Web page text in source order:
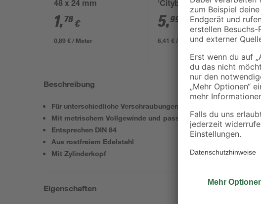
48 x 24 mm
1,78 €
0,89 € / Meter
'Cityboard'
ungeschliffen 1690 x
634 x 12 mm
5,99
/ m²
6,41 € / Pack
Beschreibung
Für unterschiedliche Verschraubungen einsetzbar
Mit metrischem Vollgewinde und passenden Muttern
Entsprechen DIN 84
Aus rostfreiem Edelstahl
Mit Zylinderkopf
Eigenschaften